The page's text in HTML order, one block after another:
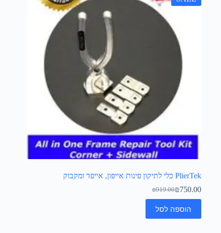
PlierTek כלי לתיקון פינות אייפון, אייפד ומקבוק
₪919.00₪750.00
הוספה לסל